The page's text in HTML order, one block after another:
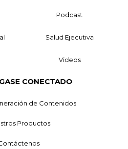
Podcast
Salud Ejecutiva
Videos
CONECTADO
de Contenidos
Productos